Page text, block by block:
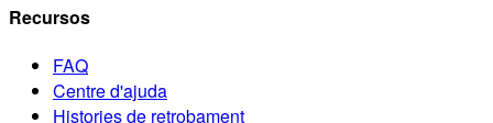
Recursos
FAQ
Centre d'ajuda
Histories de retrobament